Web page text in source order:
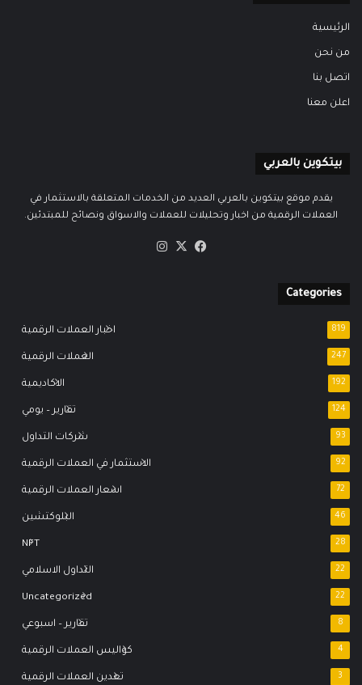
الرئيسية
من نحن
اتصل بنا
اعلن معنا
بيتكوين بالعربي
يقدم موقع بيتكوين بالعربي العديد من الخدمات المتعلقة بالاستثمار في
العملات الرقمية من اخبار وتحليلات للعملات والاسواق ونصائح للمبتدئين.
فيسبوك
‫X
Categories
اخبار العملات الرقمية 819
العملات الرقمية 247
الاكاديمية 192
تقارير – يومي 124
شركات التداول 93
الاستثمار في العملات الرقمية 92
اسعار العملات الرقمية 72
البلوكتشين 46
NFT 28
التداول الاسلامي 22
Uncategorized 22
تقارير – اسبوعي 8
كواليس العملات الرقمية 4
تعدين العملات الرقمية 3